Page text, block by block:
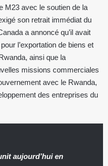
M23 avec le soutien de la
son retrait immédiat du
a annoncé qu’il avait
l’exportation de biens et
ainsi que la
missions commerciales
avec le Rwanda,
des entreprises du
aujourd’hui en